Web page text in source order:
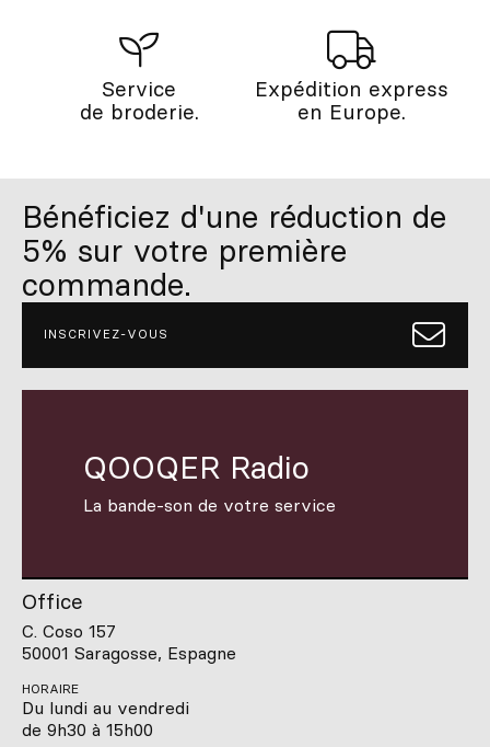
Service
de broderie.
Expédition express
en Europe.
Bénéficiez d'une réduction de
5% sur votre première
commande.
INSCRIVEZ-VOUS
QOOQER Radio
La bande-son de votre service
Office
C. Coso 157
50001 Saragosse, Espagne
HORAIRE
Du lundi au vendredi
de 9h30 à 15h00